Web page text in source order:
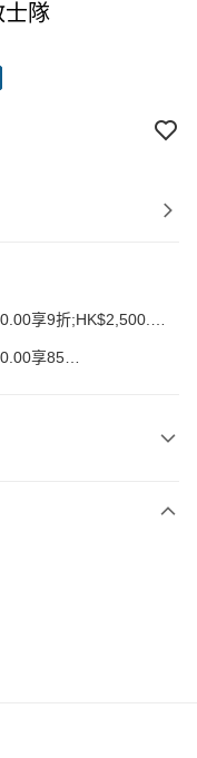
士隊
享9折;HK$2,500.00
享85